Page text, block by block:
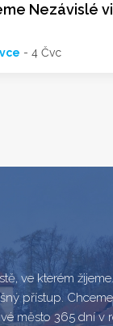
Nezávislé
- 4 Čvc
ve kterém
přístup.
město 365 dní v